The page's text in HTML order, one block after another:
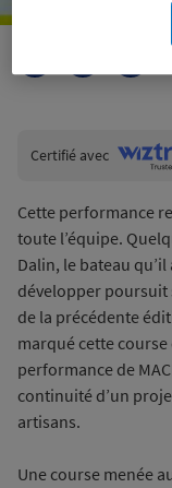
Certifié avecWiztrust
trusted
Cette performance
toute l’équipe.
Dalin, le bateau
développer poursuit
de la précédente
marqué cette
performance de
continuité d’un
artisans.
Une course menée